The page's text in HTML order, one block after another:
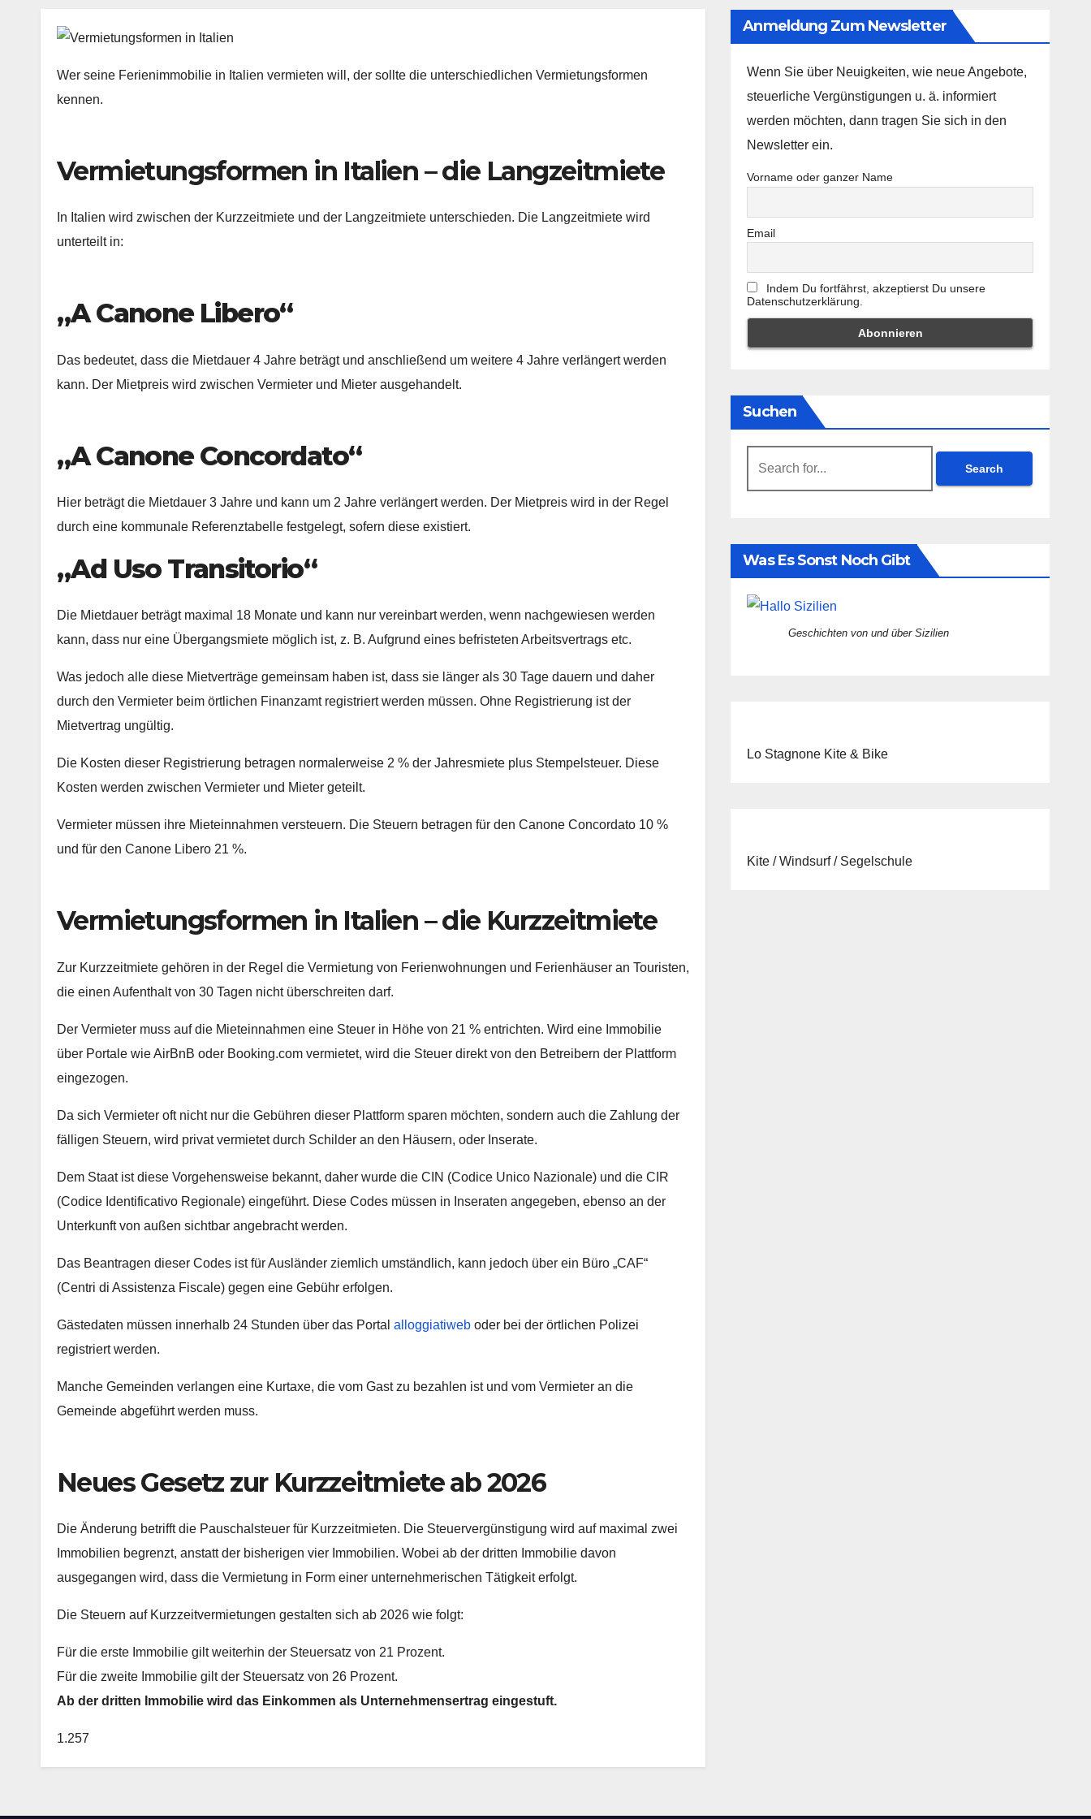
Wer seine Ferienimmobilie in Italien vermieten will, der sollte die unterschiedlichen Vermietungsformen
kennen.
Vermietungsformen in Italien – die Langzeitmiete
In Italien wird zwischen der Kurzzeitmiete und der Langzeitmiete unterschieden. Die Langzeitmiete wird
unterteilt in:
„A Canone Libero“
Das bedeutet, dass die Mietdauer 4 Jahre beträgt und anschließend um weitere 4 Jahre verlängert werden
kann. Der Mietpreis wird zwischen Vermieter und Mieter ausgehandelt.
„A Canone Concordato“
Hier beträgt die Mietdauer 3 Jahre und kann um 2 Jahre verlängert werden. Der Mietpreis wird in der Regel
durch eine kommunale Referenztabelle festgelegt, sofern diese existiert.
„Ad Uso Transitorio“
Die Mietdauer beträgt maximal 18 Monate und kann nur vereinbart werden, wenn nachgewiesen werden
kann, dass nur eine Übergangsmiete möglich ist, z. B. Aufgrund eines befristeten Arbeitsvertrags etc.
Was jedoch alle diese Mietverträge gemeinsam haben ist, dass sie länger als 30 Tage dauern und daher
durch den Vermieter beim örtlichen Finanzamt registriert werden müssen. Ohne Registrierung ist der
Mietvertrag ungültig.
Die Kosten dieser Registrierung betragen normalerweise 2 % der Jahresmiete plus Stempelsteuer. Diese
Kosten werden zwischen Vermieter und Mieter geteilt.
Vermieter müssen ihre Mieteinnahmen versteuern. Die Steuern betragen für den Canone Concordato 10 %
und für den Canone Libero 21 %.
Vermietungsformen in Italien – die Kurzzeitmiete
Zur Kurzzeitmiete gehören in der Regel die Vermietung von Ferienwohnungen und Ferienhäuser an Touristen,
die einen Aufenthalt von 30 Tagen nicht überschreiten darf.
Der Vermieter muss auf die Mieteinnahmen eine Steuer in Höhe von 21 % entrichten. Wird eine Immobilie
über Portale wie AirBnB oder Booking.com vermietet, wird die Steuer direkt von den Betreibern der Plattform
eingezogen.
Da sich Vermieter oft nicht nur die Gebühren dieser Plattform sparen möchten, sondern auch die Zahlung der
fälligen Steuern, wird privat vermietet durch Schilder an den Häusern, oder Inserate.
Dem Staat ist diese Vorgehensweise bekannt, daher wurde die CIN (Codice Unico Nazionale) und die CIR
(Codice Identificativo Regionale) eingeführt. Diese Codes müssen in Inseraten angegeben, ebenso an der
Unterkunft von außen sichtbar angebracht werden.
Das Beantragen dieser Codes ist für Ausländer ziemlich umständlich, kann jedoch über ein Büro „CAF“
(Centri di Assistenza Fiscale) gegen eine Gebühr erfolgen.
Gästedaten müssen innerhalb 24 Stunden über das Portal alloggiatiweb oder bei der örtlichen Polizei
registriert werden.
Manche Gemeinden verlangen eine Kurtaxe, die vom Gast zu bezahlen ist und vom Vermieter an die
Gemeinde abgeführt werden muss.
Neues Gesetz zur Kurzzeitmiete ab 2026
Die Änderung betrifft die Pauschalsteuer für Kurzzeitmieten. Die Steuervergünstigung wird auf maximal zwei
Immobilien begrenzt, anstatt der bisherigen vier Immobilien. Wobei ab der dritten Immobilie davon
ausgegangen wird, dass die Vermietung in Form einer unternehmerischen Tätigkeit erfolgt.
Die Steuern auf Kurzzeitvermietungen gestalten sich ab 2026 wie folgt:
Für die erste Immobilie gilt weiterhin der Steuersatz von 21 Prozent.
Für die zweite Immobilie gilt der Steuersatz von 26 Prozent.
Ab der dritten Immobilie wird das Einkommen als Unternehmensertrag eingestuft.
1.257
Anmeldung Zum Newsletter
Wenn Sie über Neuigkeiten, wie neue Angebote,
steuerliche Vergünstigungen u. ä. informiert
werden möchten, dann tragen Sie sich in den
Newsletter ein.
Vorname oder ganzer Name
Email
Indem Du fortfährst, akzeptierst Du unsere
Datenschutzerklärung.
Suchen
Was Es Sonst Noch Gibt
Geschichten von und über Sizilien
Lo Stagnone Kite & Bike
Kite / Windsurf / Segelschule